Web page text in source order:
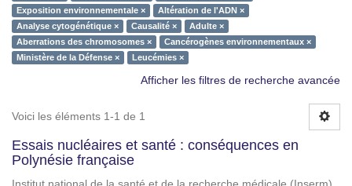
Exposition environnementale ×
Altération de l'ADN ×
Analyse cytogénétique ×
Causalité ×
Adulte ×
Aberrations des chromosomes ×
Cancérogènes environnementaux ×
Ministère de la Défense ×
Leucémies ×
Afficher les filtres de recherche avancée
Voici les éléments 1-1 de 1
Essais nucléaires et santé : conséquences en
Polynésie française